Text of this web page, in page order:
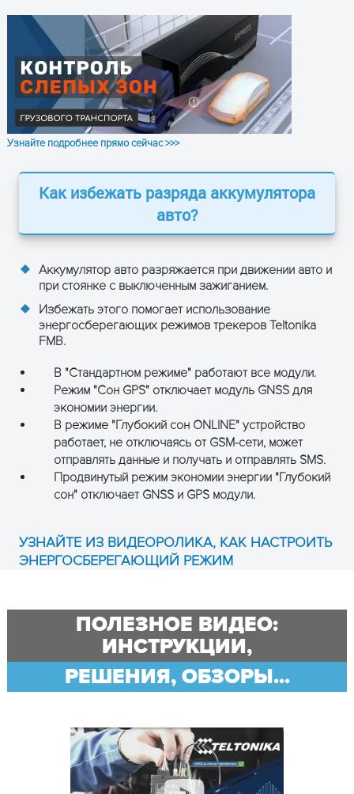
Узнайте подробнее прямо сейчас >>>
Как избежать разряда аккумулятора
авто?
Аккумулятор авто разряжается при движении авто и
при стоянке с выключенным зажиганием.
Избежать этого помогает использование
энергосберегающих режимов трекеров Teltonika
FMB.
В "Стандартном режиме" работают все модули.
Режим "Сон GPS" отключает модуль GNSS для
экономии энергии.
В режиме "Глубокий сон ONLINE" устройство
работает, не отключаясь от GSM-сети, может
отправлять данные и получать и отправлять SMS.
Продвинутый режим экономии энергии "Глубокий
сон" отключает GNSS и GPS модули.
УЗНАЙТЕ ИЗ ВИДЕОРОЛИКА, КАК НАСТРОИТЬ
ЭНЕРГОСБЕРЕГАЮЩИЙ РЕЖИМ
ПОЛЕЗНОЕ ВИДЕО:
ИНСТРУКЦИИ,
РЕШЕНИЯ, ОБЗОРЫ...